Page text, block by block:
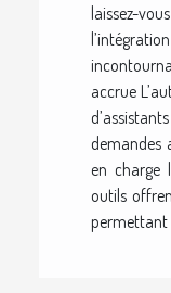
laissez-
accrue
demandes
en charge
outils
permettant